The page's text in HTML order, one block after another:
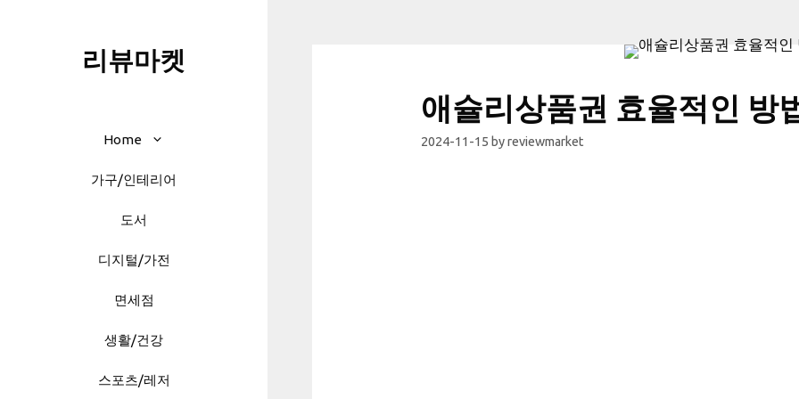
리뷰마켓
Home
가구/인테리어
도서
디지털/가전
면세점
생활/건강
스포츠/레저
애슐리상품권 효율적인 방
2024-11-15 byreviewmarket